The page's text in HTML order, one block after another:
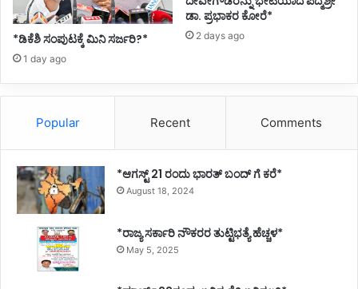
*ಡಿಕೆಶಿ ಸಂಪುಟಕ್ಕೆ ಮಿನಿ ಸರ್ಜರಿ?*
1 day ago
ಡಾ. ಪ್ರಭಾಕರ ಕೋರೆ*
2 days ago
Popular Recent Comments
*ಆಗಸ್ಟ್ 21 ರಂದು ಭಾರತ್‌ ಬಂದ್‌ ಗೆ ಕರೆ*
August 18, 2024
*ರಾಜ್ಯ ಸರ್ಕಾರಿ ನೌಕರರ ತುಟ್ಟಿಭತ್ಯೆ ಹೆಚ್ಚಳ*
May 5, 2025